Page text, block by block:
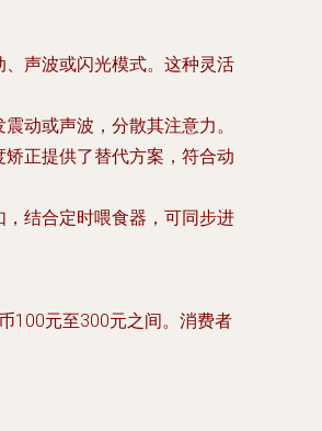
声波或闪光模式。这种灵活
动或声波，分散其注意力。
正提供了替代方案，符合动
结合定时喂食器，可同步进
100元至300元之间。消费者